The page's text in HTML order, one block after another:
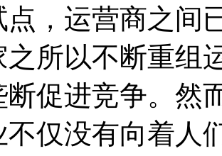
点，运营商之间
之所以不断重组
断促进竞争。然
不仅没有向着人